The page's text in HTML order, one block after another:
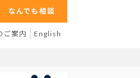
なんでも相談
ご案内 English